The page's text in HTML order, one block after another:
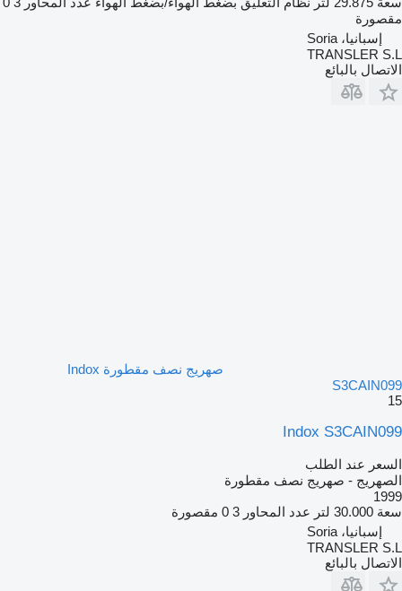
مقصورة
إسبانيا، Soria
TRANSLER S.L
الاتصال بالبائع
صهريج نصف مقطورة Indox
S3CAIN099
15
Indox S3CAIN099
السعر عند الطلب
الصهريج - صهريج نصف مقطورة
1999
سعة 30.000 لتر عدد المحاور 3 0 مقصورة
إسبانيا، Soria
TRANSLER S.L
الاتصال بالبائع